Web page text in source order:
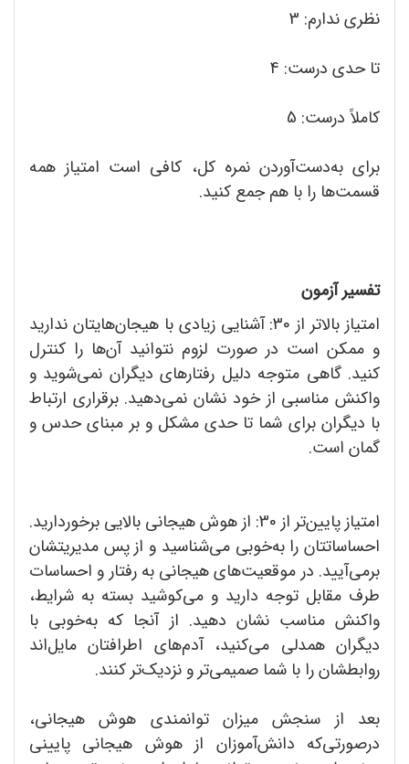
نظری ندارم: 3
تا حدی درست: 4
کاملاً درست: 5
برای به‌دست‌آوردن نمره کل، کافی است امتیاز همه
قسمت‌ها را با هم جمع کنید.
تفسیر آزمون
امتیاز بالاتر از 30: آشنایی زیادی با هیجان‌هایتان ندارید
و ممکن است در صورت لزوم نتوانید آن‌ها را کنترل
کنید. گاهی متوجه دلیل رفتارهای دیگران نمی‌شوید و
واکنش مناسبی از خود نشان نمی‌دهید. برقراری ارتباط
با دیگران برای شما تا حدی مشکل و بر مبنای حدس و
گمان است.
امتیاز پایین‌تر از 30: از هوش هیجانی بالایی برخوردارید.
احساساتتان را به‌خوبی می‌شناسید و از پس مدیریتشان
برمی‌آیید. در موقعیت‌های هیجانی به رفتار و احساسات
طرف مقابل توجه دارید و می‌کوشید بسته به شرایط،
واکنش مناسب نشان دهید. از آنجا که به‌خوبی با
دیگران همدلی می‌کنید، آدم‌های اطرافتان مایل‌اند
روابطشان را با شما صمیمی‌تر و نزدیک‌تر کنند.
بعد از سنجش میزان توانمندی هوش هیجانی،
درصورتی‌که دانش‌آموزان از هوش هیجانی پایینی